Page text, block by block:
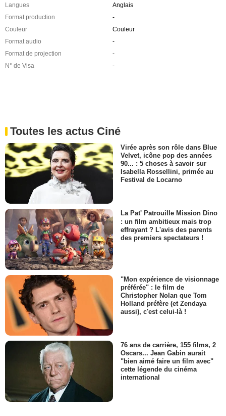
Langues
Anglais
Format production
-
Couleur
Couleur
Format audio
-
Format de projection
-
N° de Visa
-
Toutes les actus Ciné
Virée après son rôle dans Blue
Velvet, icône pop des années
90... : 5 choses à savoir sur
Isabella Rossellini, primée au
Festival de Locarno
La Pat' Patrouille Mission Dino
: un film ambitieux mais trop
effrayant ? L'avis des parents
des premiers spectateurs !
"Mon expérience de visionnage
préférée" : le film de
Christopher Nolan que Tom
Holland préfère (et Zendaya
aussi), c'est celui-là !
76 ans de carrière, 155 films, 2
Oscars... Jean Gabin aurait
"bien aimé faire un film avec"
cette légende du cinéma
international